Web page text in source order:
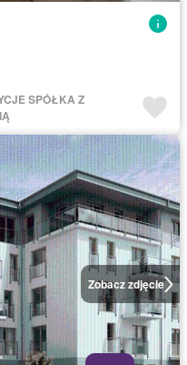
SPÓŁKA Z
Zobacz zdjęcie